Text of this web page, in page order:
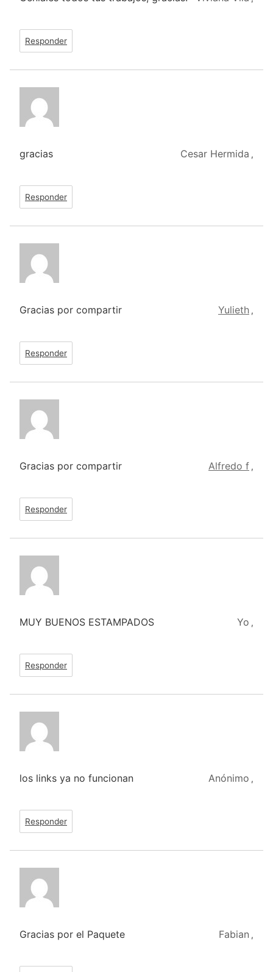
Responder
Cesar Hermida ,
gracias
Responder
Yulieth ,
Gracias por compartir
Responder
Alfredo f ,
Gracias por compartir
Responder
Yo ,
MUY BUENOS ESTAMPADOS
Responder
Anónimo ,
los links ya no funcionan
Responder
Fabian ,
Gracias por el Paquete